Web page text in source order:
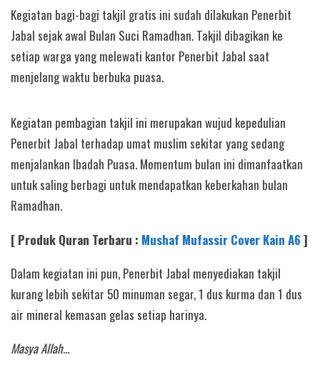
Kegiatan bagi-bagi takjil gratis ini sudah dilakukan Penerbit
Jabal sejak awal Bulan Suci Ramadhan. Takjil dibagikan ke
setiap warga yang melewati kantor Penerbit Jabal saat
menjelang waktu berbuka puasa.
Kegiatan pembagian takjil ini merupakan wujud kepedulian
Penerbit Jabal terhadap umat muslim sekitar yang sedang
menjalankan Ibadah Puasa. Momentum bulan ini dimanfaatkan
untuk saling berbagi untuk mendapatkan keberkahan bulan
Ramadhan.
[ Produk Quran Terbaru : Mushaf Mufassir Cover Kain A6 ]
Dalam kegiatan ini pun, Penerbit Jabal menyediakan takjil
kurang lebih sekitar 50 minuman segar, 1 dus kurma dan 1 dus
air mineral kemasan gelas setiap harinya.
Masya Allah…